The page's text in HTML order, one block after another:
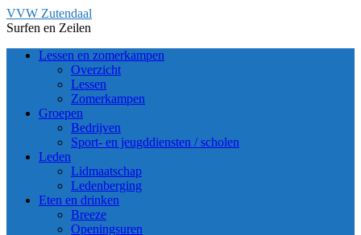
Ga
naar
inhoud
VVW Zutendaal
Surfen en Zeilen
Lessen en zomerkampen
Overzicht
Lessen
Zomerkampen
Groepen
Bedrijven
Sport- en jeugddiensten / scholen
Leden
Lidmaatschap
Ledenberging
Eten en drinken
Breeze
Openingsuren